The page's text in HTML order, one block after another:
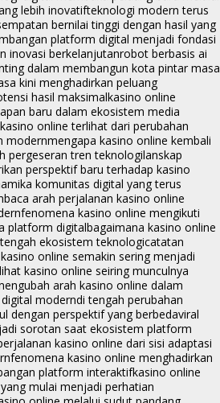
lebih inovatifteknologi modern terus
bernilai tinggi dengan hasil yang
platform digital menjadi fondasi
inovasi berkelanjutanrobot berbasis ai
dalam membangun kota pintar masa
kini menghadirkan peluang
hasil maksimalkasino online
baru dalam ekosistem media
online terlihat dari perubahan
modernmengapa kasino online kembali
pergeseran tren teknologilanskap
perspektif baru terhadap kasino
komunitas digital yang terus
arah perjalanan kasino online
fenomena kasino online mengikuti
platform digitalbagaimana kasino online
ekosistem teknologicatatan
online semakin sering menjadi
kasino online seiring munculnya
arah kasino online dalam
moderndi tengah perubahan
dengan perspektif yang berbedaviral
sorotan saat ekosistem platform
kasino online dari sisi adaptasi
fenomena kasino online menghadirkan
platform interaktifkasino online
mulai menjadi perhatian